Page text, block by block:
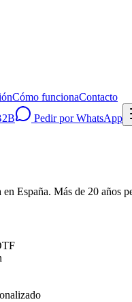
Cómo funcionaContacto
Pedir por WhatsApp
España. Más de 20 años